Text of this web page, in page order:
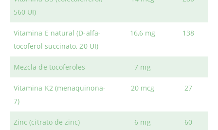
560 UI)
Vitamina E natural (D-alfa-
tocoferol succinato, 20 UI)
16,6 mg 138
Mezcla de tocoferoles 7 mg
Vitamina K2 (menaquinona-
7)
20 mcg 27
Zinc (citrato de zinc) 6 mg 60